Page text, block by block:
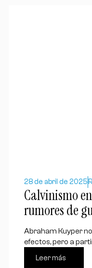
28 de abril de 2025
Calvinismo
rumores de
Abraham Kuyper
efectos, pero a
Leer más